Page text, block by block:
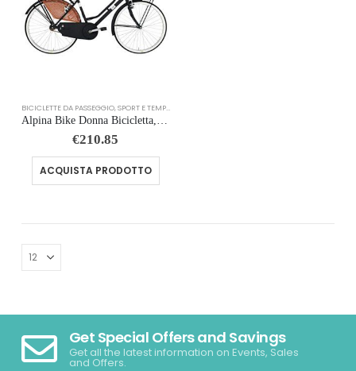
BICICLETTE DA PASSEGGIO,SPORT E TEMPO LIBERO
€210.85
ACQUISTA PRODOTTO
Get Special Offers and Savings
Get all the latest information on Events, Sales
and Offers.